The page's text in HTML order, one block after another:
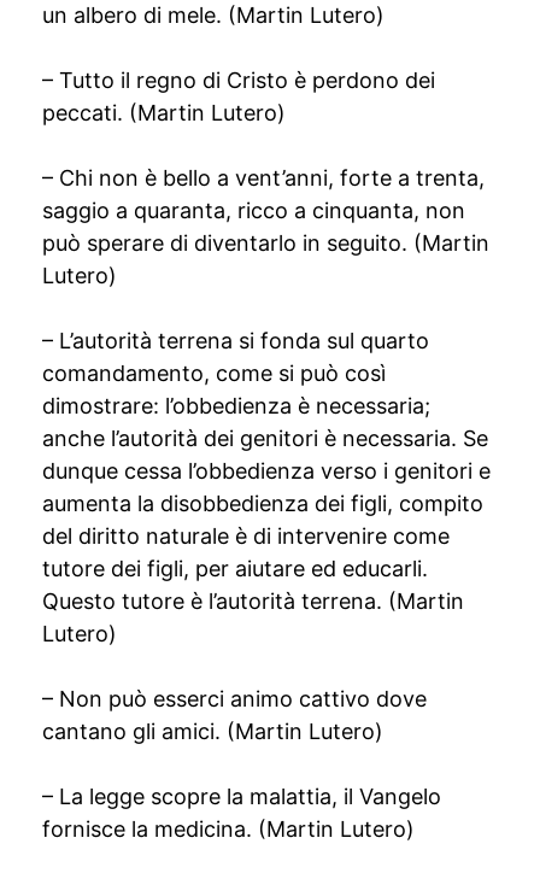
un albero di mele. (Martin Lutero)
– Tutto il regno di Cristo è perdono dei
peccati. (Martin Lutero)
– Chi non è bello a vent’anni, forte a trenta,
saggio a quaranta, ricco a cinquanta, non
può sperare di diventarlo in seguito. (Martin
Lutero)
– L’autorità terrena si fonda sul quarto
comandamento, come si può così
dimostrare: l’obbedienza è necessaria;
anche l’autorità dei genitori è necessaria. Se
dunque cessa l’obbedienza verso i genitori e
aumenta la disobbedienza dei figli, compito
del diritto naturale è di intervenire come
tutore dei figli, per aiutare ed educarli.
Questo tutore è l’autorità terrena. (Martin
Lutero)
– Non può esserci animo cattivo dove
cantano gli amici. (Martin Lutero)
– La legge scopre la malattia, il Vangelo
fornisce la medicina. (Martin Lutero)